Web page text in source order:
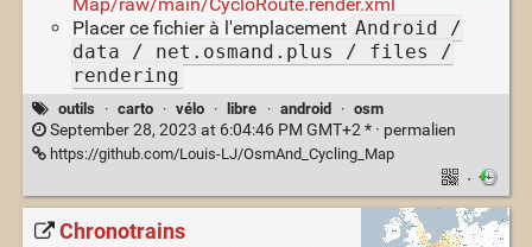
Placer ce fichier à l'emplacement Android /
data / net.osmand.plus / files /
rendering
outils · carto · vélo · libre · android · osm
September 28, 2023 at 6:04:46 PM GMT+2 * · permalien
https://github.com/Louis-LJ/OsmAnd_Cycling_Map
·
Chronotrains